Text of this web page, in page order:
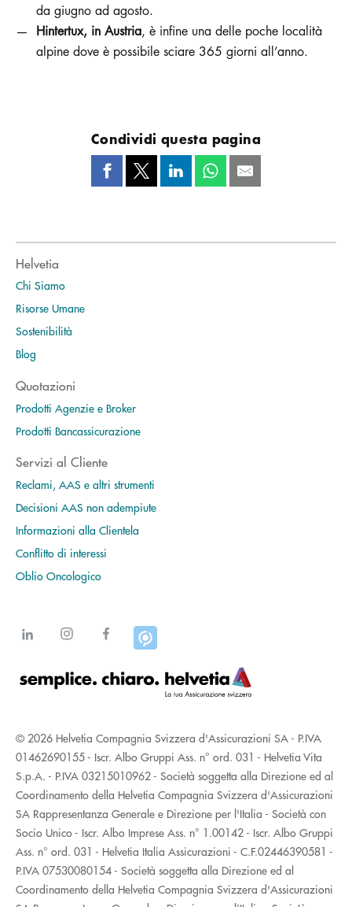
da giugno ad agosto.
Hintertux, in Austria, è infine una delle poche località
alpine dove è possibile sciare 365 giorni all’anno.
Condividi questa pagina
Helvetia
Chi Siamo
Risorse Umane
Sostenibilità
Blog
Quotazioni
Prodotti Agenzie e Broker
Prodotti Bancassicurazione
Servizi al Cliente
Reclami, AAS e altri strumenti
Decisioni AAS non adempiute
Informazioni alla Clientela
Conflitto di interessi
Oblio Oncologico
© 2026 Helvetia Compagnia Svizzera d'Assicurazioni SA - P.IVA
01462690155 - Iscr. Albo Gruppi Ass. n° ord. 031 - Helvetia Vita
S.p.A. - P.IVA 03215010962 - Società soggetta alla Direzione ed al
Coordinamento della Helvetia Compagnia Svizzera d'Assicurazioni
SA Rappresentanza Generale e Direzione per l'Italia - Società con
Socio Unico - Iscr. Albo Imprese Ass. n° 1.00142 - Iscr. Albo Gruppi
Ass. n° ord. 031 - Helvetia Italia Assicurazioni - C.F.02446390581 -
P.IVA 07530080154 - Società soggetta alla Direzione ed al
Coordinamento della Helvetia Compagnia Svizzera d'Assicurazioni